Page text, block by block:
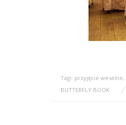
Tagi: przyjęcie weselne,
BUTTERFLY BOOK